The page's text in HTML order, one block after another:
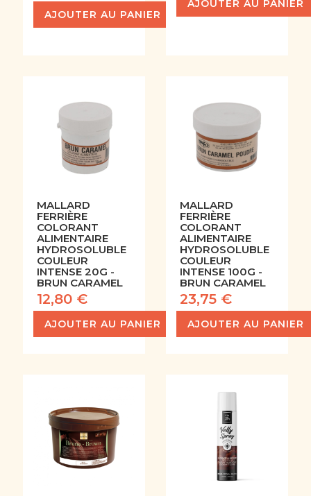
AJOUTER AU PANIER
AJOUTER AU PANIER
MALLARD
FERRIÈRE
COLORANT
ALIMENTAIRE
HYDROSOLUBLE
COULEUR
INTENSE 20G -
BRUN CARAMEL
12,80 €
AJOUTER AU PANIER
MALLARD
FERRIÈRE
COLORANT
ALIMENTAIRE
HYDROSOLUBLE
COULEUR
INTENSE 100G -
BRUN CARAMEL
23,75 €
AJOUTER AU PANIER